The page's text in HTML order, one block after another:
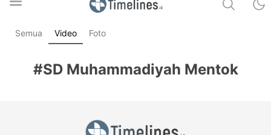
Timelines.id
Media Literasi, Sejarah & Budaya
Semua Video Foto
#SD Muhammadiyah Mentok